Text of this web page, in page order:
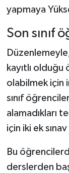
yapmaya
Son sınıf
kayıtlı
olabilmek için
sınıf
alamadıkları
için iki ek
Bu
derslerden